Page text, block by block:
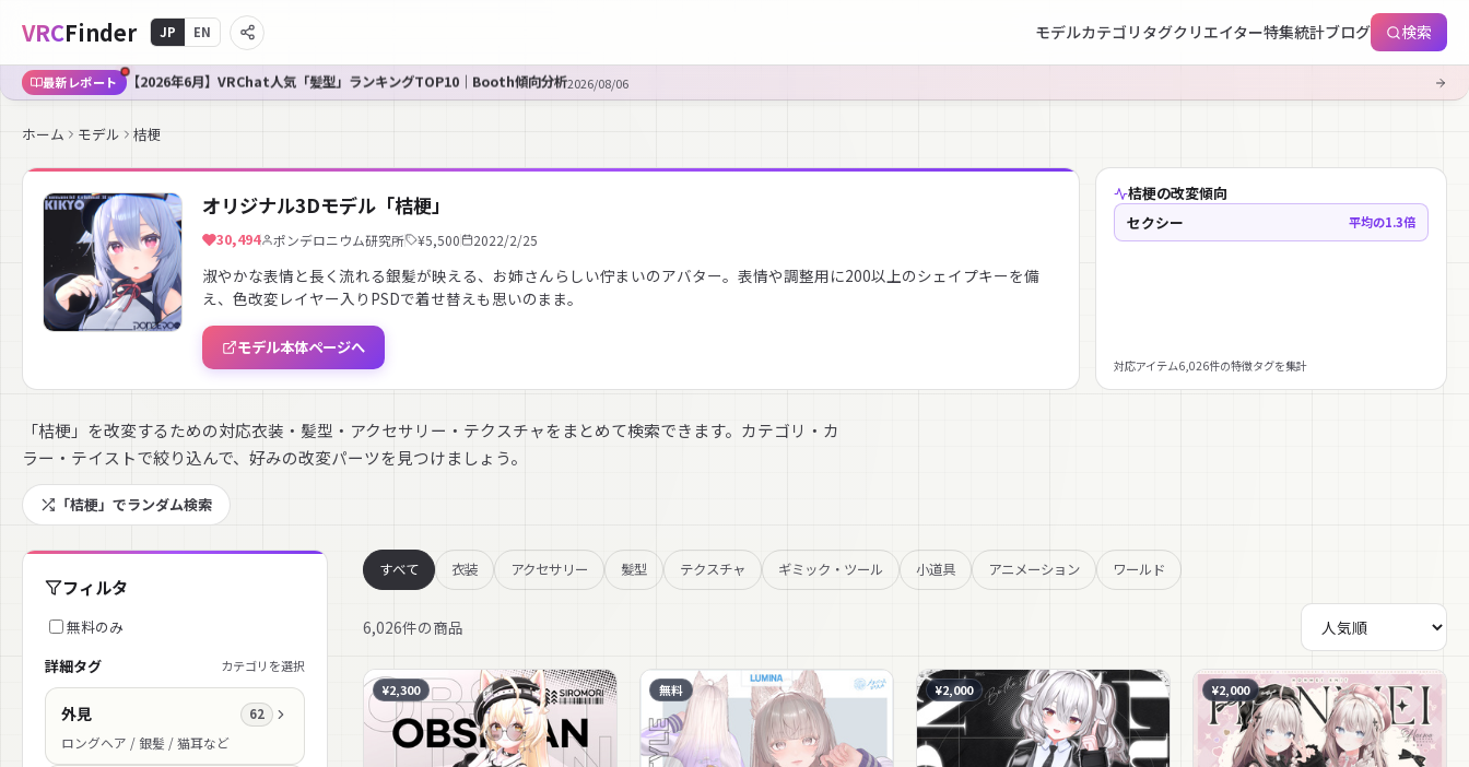
VRCFinder JP EN モデルカテゴリ タグクリエイター特集統計ブログ 検索
最新レポート 【2026年6月】VRChat人気「髪型」ランキングTOP10｜Booth傾向分析2026/08/06
ホーム モデル 桔梗
オリジナル3Dモデル「桔梗」
30,494 ポンデロニウム研究所 ¥5,500 2022/2/25
淑やかな表情と長く流れる銀髪が映える、お姉さんらしい佇まいのアバター。表情や調整用に200以上のシェイプキーを備
え、色改変レイヤー入りPSDで着せ替えも思いのまま。
モデル本体ページへ
桔梗の改変傾向
セクシー
平均の1.3倍
対応アイテム6,026件の特徴タグを集計
「桔梗」を改変するための対応衣装・髪型・アクセサリー・テクスチャをまとめて検索できます。カテゴリ・カ
ラー・テイストで絞り込んで、好みの改変パーツを見つけましょう。
「桔梗」でランダム検索
フィルタ
無料のみ
詳細タグ
カテゴリを選択
外見 62
ロングヘア / 銀髪 / 猫耳など
すべて 衣装 アクセサリー 髪型 テクスチャ ギミック・ツール 小道具 アニメーション ワールド
6,026件の商品
¥2,300 無料 ¥2,000 ¥2,000